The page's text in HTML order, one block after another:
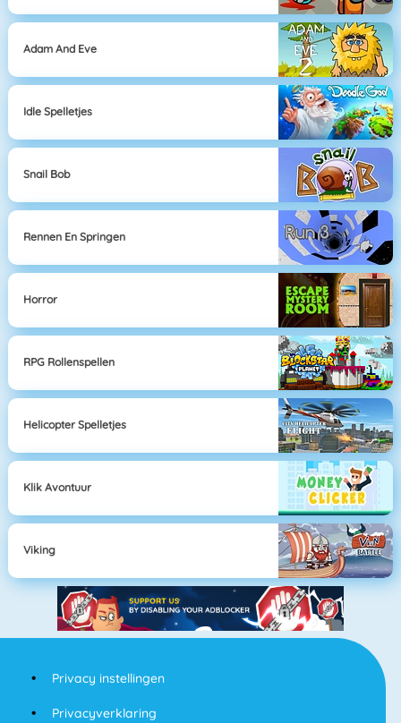
Adam And Eve
Idle Spelletjes
Snail Bob
Rennen En Springen
Horror
RPG Rollenspellen
Helicopter Spelletjes
Klik Avontuur
Viking
Privacy instellingen
Privacyverklaring